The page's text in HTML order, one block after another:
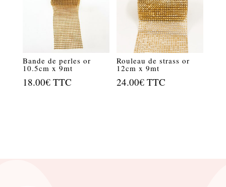
Bande de perles or
10.5cm x 9mt
18.00€ TTC
Rouleau de strass or
12cm x 9mt
24.00€ TTC